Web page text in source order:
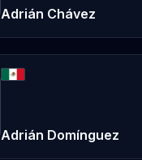
Adrián Chávez
Adrián Domínguez